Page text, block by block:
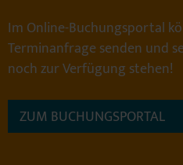
Im Online-Buchungsportal
Terminanfrage senden und
noch zur Verfügung stehen!
ZUM BUCHUNGSPORTAL